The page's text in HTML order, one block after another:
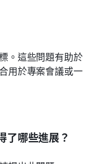
。這些問題有助於
用於專案會議或一
了哪些進展？